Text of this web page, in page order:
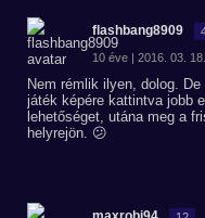
flashbang8909
10 éve | 2016. 03.
Nem rémlik ilyen, dolog.
játék képére kattintva jobb
lehetőséget, utána meg a
helyrejön. 😕